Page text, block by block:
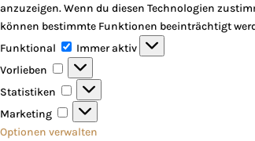
anzuzeigen. Wenn du diesen Technologien
können bestimmte Funktionen beeinträchtigt
Funktional
Funktional
Immer aktiv
Vorlieben
Vorlieben
Statistiken
Statistiken
Marketing
Marketing
Optionen verwalten